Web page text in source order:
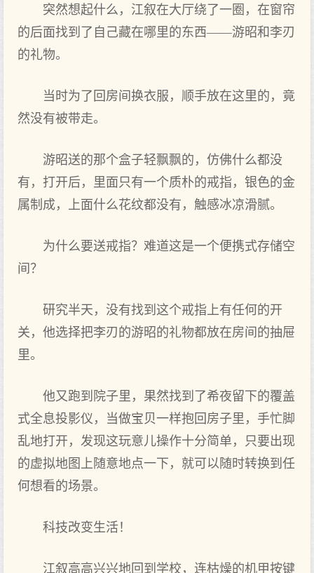
突然想起什么，江叙在大厅绕了一圈，在窗帘
的后面找到了自己藏在哪里的东西——游昭和李刃
的礼物。
当时为了回房间换衣服，顺手放在这里的，竟
然没有被带走。
游昭送的那个盒子轻飘飘的，仿佛什么都没
有，打开后，里面只有一个质朴的戒指，银色的金
属制成，上面什么花纹都没有，触感冰凉滑腻。
为什么要送戒指？难道这是一个便携式存储空
间？
研究半天，没有找到这个戒指上有任何的开
关，他选择把李刃的游昭的礼物都放在房间的抽屉
里。
他又跑到院子里，果然找到了希夜留下的覆盖
式全息投影仪，当做宝贝一样抱回房子里，手忙脚
乱地打开，发现这玩意儿操作十分简单，只要出现
的虚拟地图上随意地点一下，就可以随时转换到任
何想看的场景。
科技改变生活！
江叙高高兴兴地回到学校，连枯燥的机甲按键